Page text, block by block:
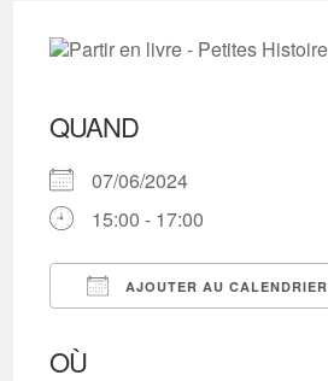
QUAND
07/06/2024
15:00 - 17:00
AJOUTER AU CALENDRIER
OÙ